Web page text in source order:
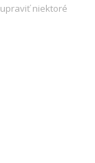
niektoré